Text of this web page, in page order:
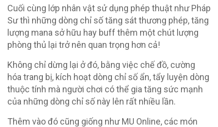
Cuối cùng lớp nhân vật sử dụng phép thuật như Pháp
Sư thì những dòng chỉ số tăng sát thương phép, tăng
lượng mana sở hữu hay buff thêm một chút lượng
phòng thủ lại trở nên quan trọng hơn cả!
Không chỉ dừng lại ở đó, bằng việc chế đồ, cường
hóa trang bị, kích hoạt dòng chỉ số ẩn, tẩy luyện dòng
thuộc tính mà người chơi có thể gia tăng sức mạnh
của những dòng chỉ số này lên rất nhiều lần.
Thêm vào đó cũng giống như MU Online, các món